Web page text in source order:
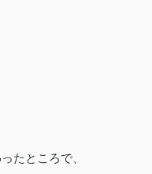
たところで、